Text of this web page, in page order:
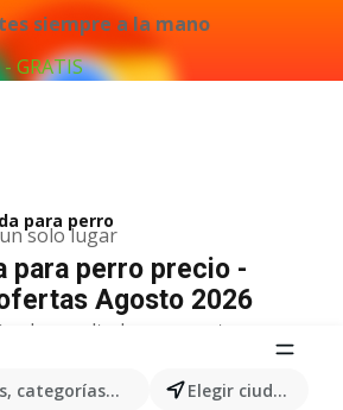
siempre a la mano
GRATIS
solo lugar
categorías, productos... Elegir ciudad
para perro
para perro precio -
Agosto 2026
resultados para este
en tiendas Éxito